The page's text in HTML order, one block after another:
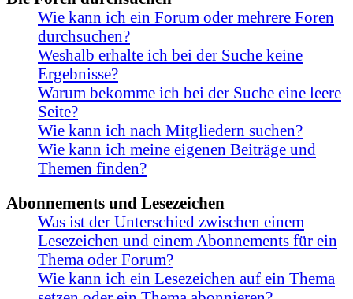
Wie kann ich ein Forum oder mehrere Foren
durchsuchen?
Weshalb erhalte ich bei der Suche keine
Ergebnisse?
Warum bekomme ich bei der Suche eine leere
Seite?
Wie kann ich nach Mitgliedern suchen?
Wie kann ich meine eigenen Beiträge und
Themen finden?
Abonnements und Lesezeichen
Was ist der Unterschied zwischen einem
Lesezeichen und einem Abonnements für ein
Thema oder Forum?
Wie kann ich ein Lesezeichen auf ein Thema